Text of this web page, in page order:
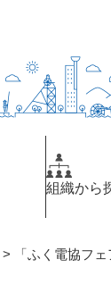
組織から
> 「ふく電協フ